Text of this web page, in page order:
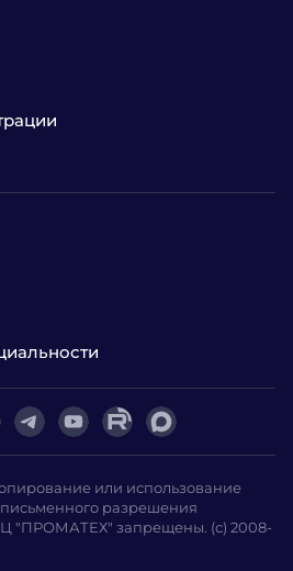
или использование
письменного разрешения
"ПРОМАТЕХ" запрещены. (с) 2008-